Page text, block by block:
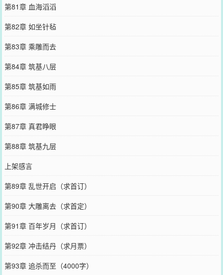
第81章 血海滔滔
第82章 如坐针毡
第83章 乘雕而去
第84章 筑基八层
第85章 筑基如雨
第86章 满城修士
第87章 真君睁眼
第88章 筑基九层
上架感言
第89章 乱世开启（求首订）
第90章 大雕离去（求首定）
第91章 百年岁月（求首订）
第92章 冲击结丹（求月票）
第93章 追杀而至（4000字）